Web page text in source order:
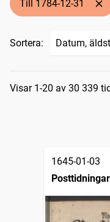
Till 1784-12-31
Sortera:
Visar 1-20 av 30 339
1645-01-03
Posttidningar